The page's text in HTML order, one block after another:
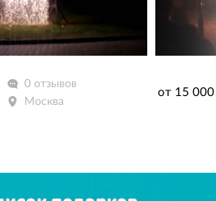
0 отзывов
Москва
от 15 000